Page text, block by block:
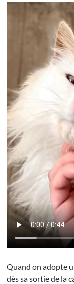
Quand on adopte
dès sa sortie de la